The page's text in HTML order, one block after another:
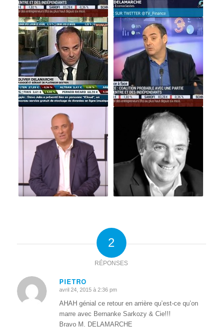
2
RÉPONSES
PIETRO
dit
:
avril 24, 2015 à 2:36 pm
AHAH génial ce retour en arrière qu’est-ce qu’on
marre avec Bernanke Sarkozy & Cie!!!
Bravo M. DELAMARCHE